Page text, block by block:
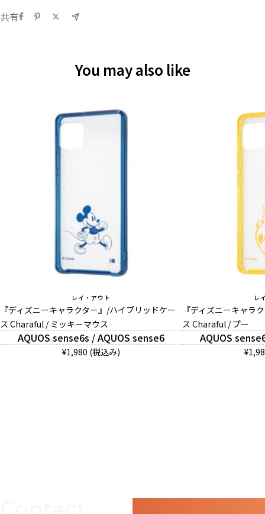
共有
You may also like
レイ・アウト
『ディズニーキャラクター』/ハイブリッドケー
ス Charaful / ミッキーマウス
AQUOS sense6s / AQUOS sense6
¥1,980 (税込み)
レ
『ディズニーキャラ
ス Charaful / プー
AQUOS